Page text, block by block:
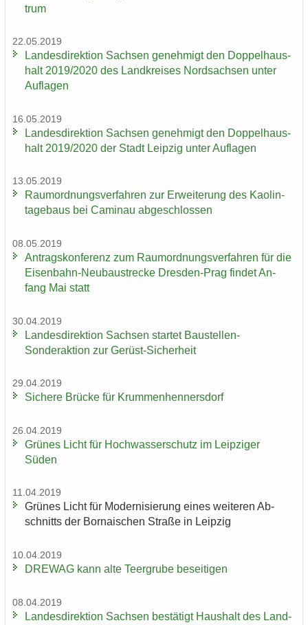
trum
22.05.2019
Lan­des­di­rek­ti­on Sach­sen ge­neh­migt den Dop­pel­haus­
halt 2019/2020 des Land­krei­ses Nord­sach­sen unter
Auf­la­gen
16.05.2019
Lan­des­di­rek­ti­on Sach­sen ge­neh­migt den Dop­pel­haus­
halt 2019/2020 der Stadt Leip­zig unter Auf­la­gen
13.05.2019
Raum­ord­nungs­ver­fah­ren zur Er­wei­te­rung des Kao­lin­
ta­ge­baus bei Ca­min­au ab­ge­schlos­sen
08.05.2019
An­trags­kon­fe­renz zum Raum­ord­nungs­ver­fah­ren für die
Eisenbahn-​Neubaustrecke Dresden-​Prag fin­det An­
fang Mai statt
30.04.2019
Lan­des­di­rek­ti­on Sach­sen star­tet Baustellen-​
Sonderaktion zur Gerüst-​Sicherheit
29.04.2019
Si­che­re Brü­cke für Krum­men­hen­ners­dorf
26.04.2019
Grü­nes Licht für Hoch­was­ser­schutz im Leip­zi­ger
Süden
11.04.2019
Grü­nes Licht für Mo­der­ni­sie­rung eines wei­te­ren Ab­
schnitts der Bor­na­i­schen Stra­ße in Leip­zig
10.04.2019
DRE­WAG kann alte Teergru­be be­sei­ti­gen
08.04.2019
Lan­des­di­rek­ti­on Sach­sen be­stä­tigt Haus­halt des Land­